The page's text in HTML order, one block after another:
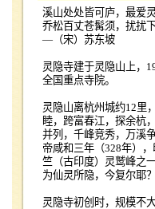
溪山处处皆可庐，最爱
乔松百丈苍髯须，扰扰
— （宋）苏东坡
灵隐寺建于灵隐山上，
全国重点寺院。
灵隐山离杭州城约12里
睦，跨富春江，探余杭
并列，千峰竞秀，万溪
帝咸和三年（328年），
竺（古印度）灵鹫峰之
为仙灵所隐，今复尔耶
灵隐寺初创时，规模不